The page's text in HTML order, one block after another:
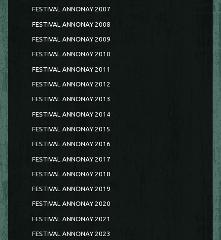
FESTIVAL ANNONAY 2007
FESTIVAL ANNONAY 2008
FESTIVAL ANNONAY 2009
FESTIVAL ANNONAY 2010
FESTIVAL ANNONAY 2011
FESTIVAL ANNONAY 2012
FESTIVAL ANNONAY 2013
FESTIVAL ANNONAY 2014
FESTIVAL ANNONAY 2015
FESTIVAL ANNONAY 2016
FESTIVAL ANNONAY 2017
FESTIVAL ANNONAY 2018
FESTIVAL ANNONAY 2019
FESTIVAL ANNONAY 2020
FESTIVAL ANNONAY 2021
FESTIVAL ANNONAY 2023